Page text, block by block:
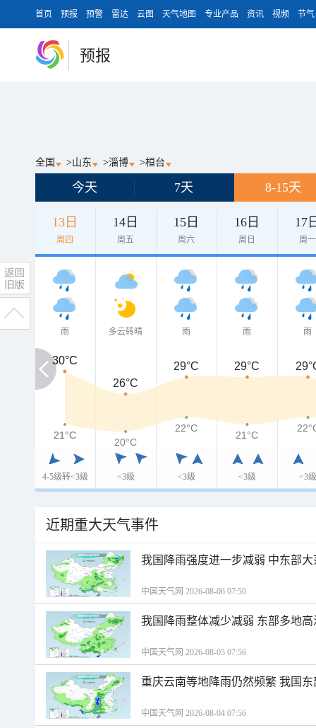
首页 预报 预警 雷达 云图 天气地图 专业产品 资讯 视频 节气
预报
全国 >山东 >淄博 >桓台
今天 7天 8-15天
13日
周四
14日
周五
15日
周六
16日
周日
17
周一
雨
4-5级转<3级
多云转晴
<3级
雨
<3级
雨
<3级
雨
<3级
30°C
30°C
26°C
29°C 29°C
21°C
21°C
20°C
22°C
21°C
近期重大天气事件
我国降雨强度进一步减弱 中东部
中国天气网 2026-08-06 07:50
我国降雨整体减少减弱 东部多地
中国天气网 2026-08-05 07:56
重庆云南等地降雨仍然频繁 我国
中国天气网 2026-08-04 07:56